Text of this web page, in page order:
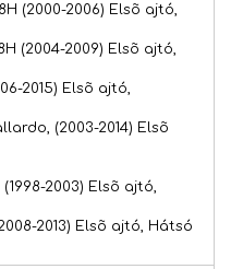
(2000-2006) Elsõ ajtó,
(2004-2009) Elsõ ajtó,
2015) Elsõ ajtó,
(2003-2014) Elsõ
2003) Elsõ ajtó,
2013) Elsõ ajtó, Hátsó